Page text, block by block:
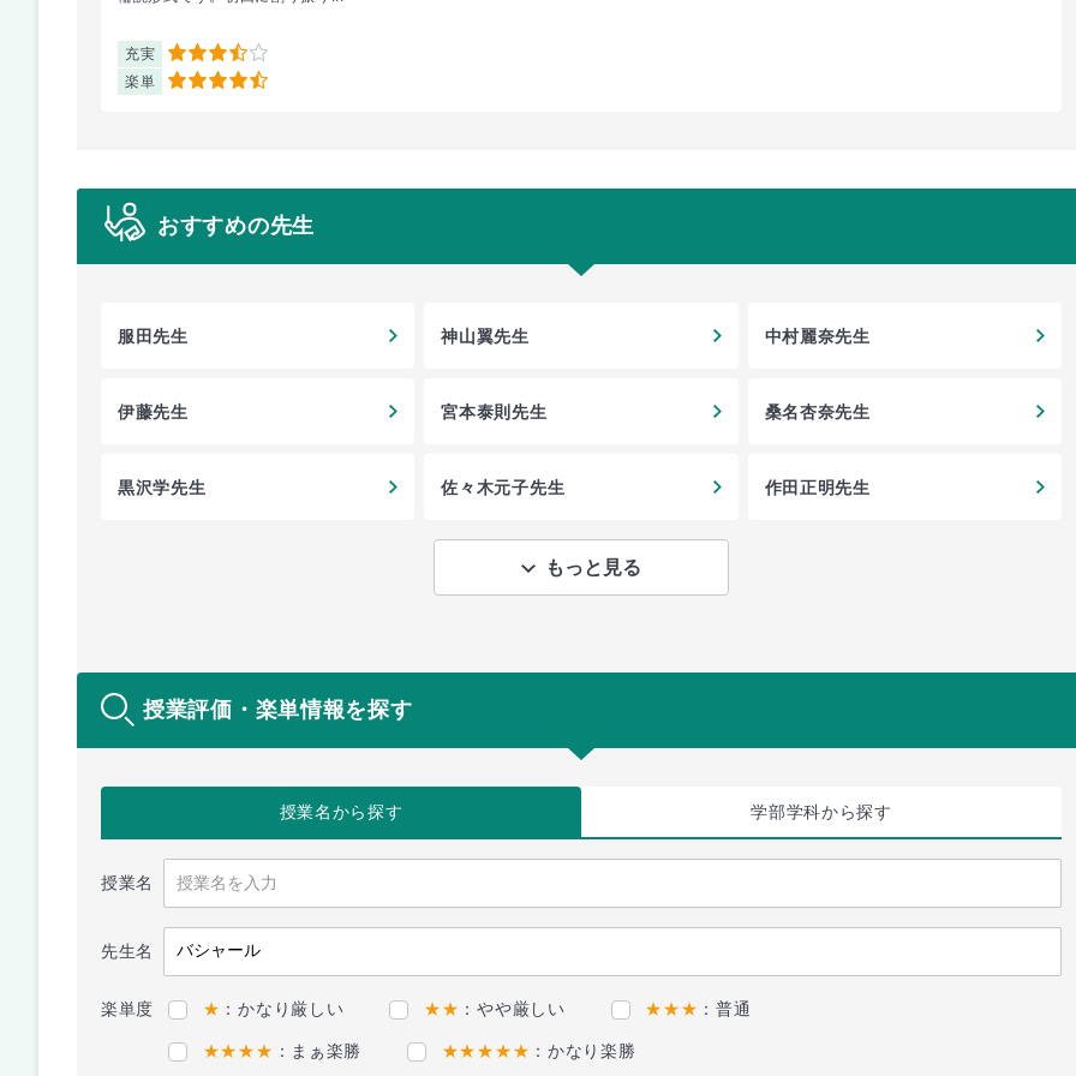
充実 3.5
楽単 4.5
おすすめの先生
服田先生 神山翼先生 中村麗奈先生
伊藤先生 宮本泰則先生 桑名杏奈先生
黒沢学先生 佐々木元子先生 作田正明先生
もっと見る
授業評価・楽単情報を探す
授業名から探す 学部学科から探す
授業名
先生名
楽単度 ★ ：かなり厳しい ★★ ：やや厳しい ★★★ ：普通
★★★★ ：まぁ楽勝 ★★★★★ ：かなり楽勝